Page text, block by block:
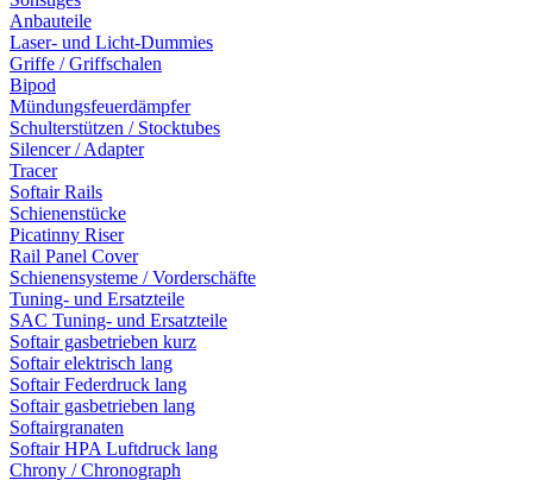
Anbauteile
Laser- und Licht-Dummies
Griffe / Griffschalen
Bipod
Mündungsfeuerdämpfer
Schulterstützen / Stocktubes
Silencer / Adapter
Tracer
Softair Rails
Schienenstücke
Picatinny Riser
Rail Panel Cover
Schienensysteme / Vorderschäfte
Tuning- und Ersatzteile
SAC Tuning- und Ersatzteile
Softair gasbetrieben kurz
Softair elektrisch lang
Softair Federdruck lang
Softair gasbetrieben lang
Softairgranaten
Softair HPA Luftdruck lang
Chrony / Chronograph